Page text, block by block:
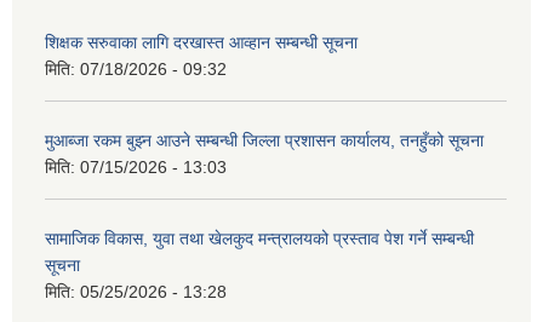
शिक्षक सरुवाका लागि दरखास्त आव्हान सम्बन्धी सूचना
मिति: 07/18/2026 - 09:32
मुआब्जा रकम बुझ्न आउने सम्बन्धी जिल्ला प्रशासन कार्यालय, तनहुँको सूचना
मिति: 07/15/2026 - 13:03
सामाजिक विकास, युवा तथा खेलकुद मन्त्रालयको प्रस्ताव पेश गर्ने सम्बन्धी
सूचना
मिति: 05/25/2026 - 13:28